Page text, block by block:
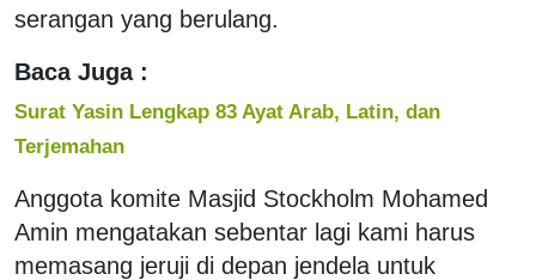
serangan yang berulang.
Baca Juga :
Surat Yasin Lengkap 83 Ayat Arab, Latin, dan
Terjemahan
Anggota komite Masjid Stockholm Mohamed
Amin mengatakan sebentar lagi kami harus
memasang jeruji di depan jendela untuk